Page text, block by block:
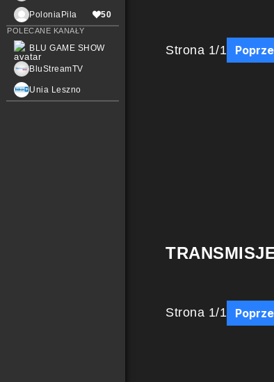
PoloniaPila 50
POLECANE KANAŁY
BLU GAME SHOW
BluStreamTV
Unia Leszno
Strona 1/1
Strona 1/1